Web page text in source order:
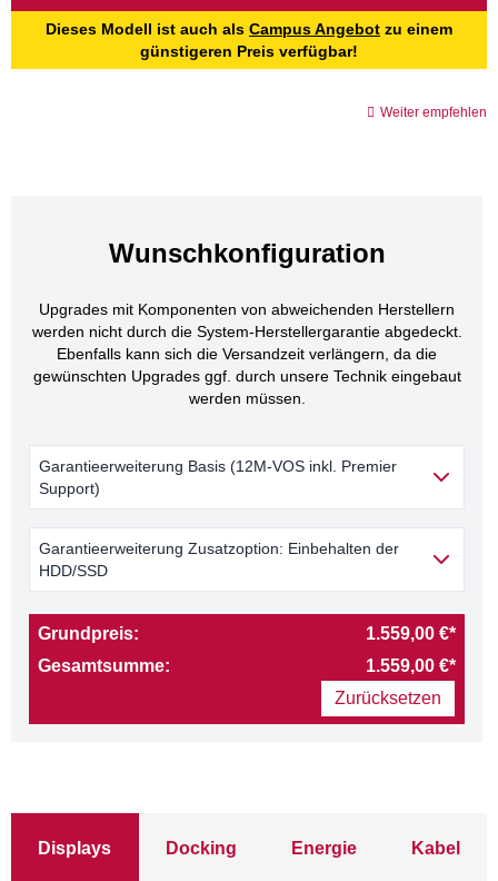
Dieses Modell ist auch als Campus Angebot zu einem
günstigeren Preis verfügbar!
Weiter empfehlen
Wunschkonfiguration
Upgrades mit Komponenten von abweichenden Herstellern
werden nicht durch die System-Herstellergarantie abgedeckt.
Ebenfalls kann sich die Versandzeit verlängern, da die
gewünschten Upgrades ggf. durch unsere Technik eingebaut
werden müssen.
Garantieerweiterung Basis (12M-VOS inkl. Premier
Support)
Garantieerweiterung Zusatzoption: Einbehalten der
HDD/SSD
Grundpreis:
1.559,00 €*
Gesamtsumme:
1.559,00 €*
Zurücksetzen
Displays Docking Energie Kabel